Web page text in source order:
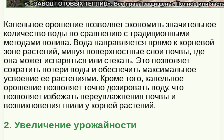
Капельное орошение позволяет экономить значительное
количество воды по сравнению с традиционными
методами полива. Вода направляется прямо к корневой
зоне растений, минуя поверхностные слои почвы, где
она может испаряться или стекать. Это позволяет
сократить потери воды и обеспечить максимальное
усвоение ее растениями. Кроме того, капельное
орошение позволяет точно дозировать воду, что
позволяет избежать переувлажнения почвы и
возникновения гнили у корней растений.
2. Увеличение урожайности